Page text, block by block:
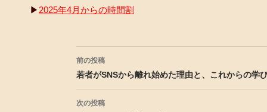
▶ 2025年4月からの時間割
前の投稿
若者がSNSから離れ始めた理由と、これからの学
次の投稿